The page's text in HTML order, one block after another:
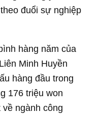
đuổi sự nghiệp
hàng năm của
Minh Huyền
hàng đầu trong
176 triệu won
ngành công